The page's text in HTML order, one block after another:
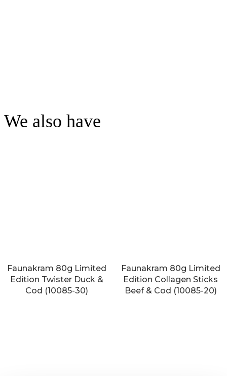
We also have
Faunakram 80g Limited
Edition Twister Duck &
Cod (10085-30)
Faunakram 80g Limited
Edition Collagen Sticks
Beef & Cod (10085-20)